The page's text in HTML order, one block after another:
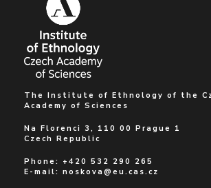
The Institute of Ethnology of the
Academy of Sciences
Na Florenci 3, 110 00 Prague 1
Czech Republic
Phone: +420 532 290 265
E-mail: noskova@eu.cas.cz